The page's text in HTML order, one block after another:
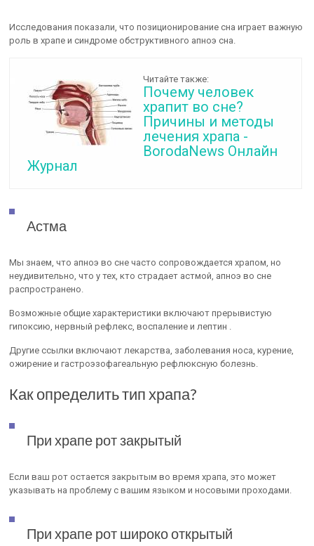
Исследования показали, что позиционирование сна играет важную
роль в храпе и синдроме обструктивного апноэ сна.
Читайте также:
Почему человек
храпит во сне?
Причины и методы
лечения храпа -
BorodaNews Онлайн
Журнал
Астма
Мы знаем, что апноэ во сне часто сопровождается храпом, но
неудивительно, что у тех, кто страдает астмой, апноэ во сне
распространено.
Возможные общие характеристики включают прерывистую
гипоксию, нервный рефлекс, воспаление и лептин .
Другие ссылки включают лекарства, заболевания носа, курение,
ожирение и гастроэзофагеальную рефлюксную болезнь.
Как определить тип храпа?
При храпе рот закрытый
Если ваш рот остается закрытым во время храпа, это может
указывать на проблему с вашим языком и носовыми проходами.
При храпе рот широко открытый